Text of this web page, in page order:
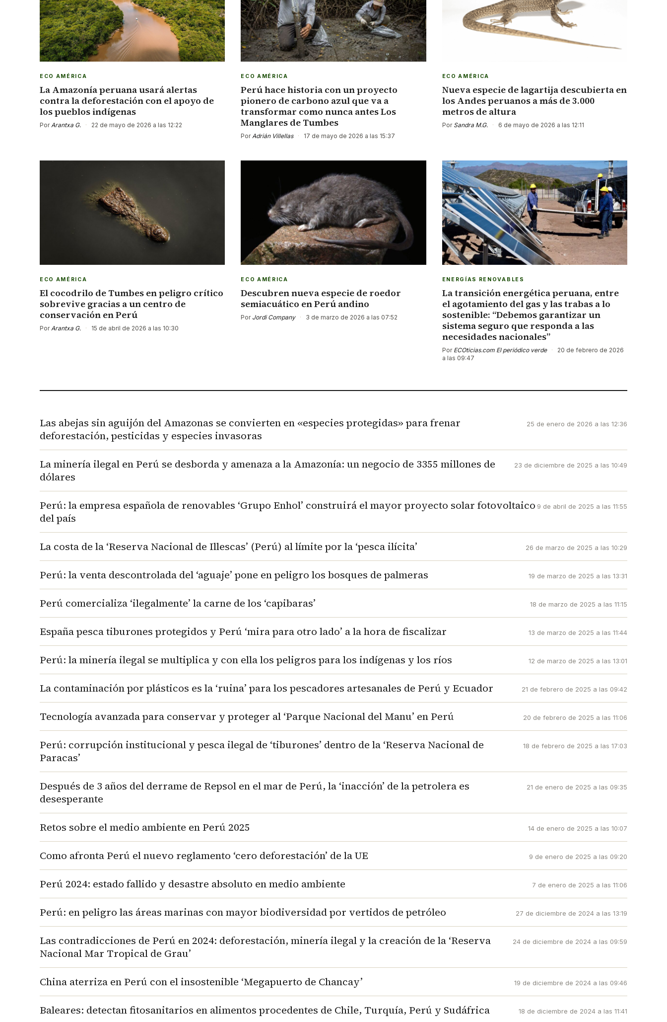
ECO AMÉRICA
La Amazonía peruana usará alertas
contra la deforestación con el apoyo de
los pueblos indígenas
PorArantxa G. · 22 de mayo de 2026 a las 12:22
ECO AMÉRICA
Perú hace historia con un proyecto
pionero de carbono azul que va a
transformar como nunca antes Los
Manglares de Tumbes
PorAdrián Villellas · 17 de mayo de 2026 a las 15:37
ECO AMÉRICA
Nueva especie de lagartija descubierta en
los Andes peruanos a más de 3.000
metros de altura
Por Sandra M.G. · 6 de mayo de 2026 a las 12:11
ECO AMÉRICA
El cocodrilo de Tumbes en peligro crítico
sobrevive gracias a un centro de
conservación en Perú
Por Arantxa G. · 15 de abril de 2026 a las 10:30
ECO AMÉRICA
Descubren nueva especie de roedor
semiacuático en Perú andino
Por Jordi Company · 3 de marzo de 2026 a las 07:52
ENERGÍAS RENOVABLES
La transición energética peruana, entre
el agotamiento del gas y las trabas a lo
sostenible: “Debemos garantizar un
sistema seguro que responda a las
necesidades nacionales”
Por ECOticias.com El periódico verde ·
20 de febrero de 2026
a las 09:47
Las abejas sin aguijón del Amazonas se convierten en «especies protegidas» para frenar
deforestación, pesticidas y especies invasoras
25 de enero de 2026 a las 12:36
La minería ilegal en Perú se desborda y amenaza a la Amazonía: un negocio de 3355 millones de
dólares
23 de diciembre de 2025 a las 10:49
Perú: la empresa española de renovables ‘Grupo Enhol’ construirá el mayor proyecto solar fotovoltaico
del país
9 de abril de 2025 a las 11:55
La costa de la ‘Reserva Nacional de Illescas’ (Perú) al límite por la ‘pesca ilícita’ 26 de marzo de 2025 a las 10:29
Perú: la venta descontrolada del ‘aguaje’ pone en peligro los bosques de palmeras 19 de marzo de 2025 a las 13:31
Perú comercializa ‘ilegalmente’ la carne de los ‘capibaras’ 18 de marzo de 2025 a las 11:15
España pesca tiburones protegidos y Perú ‘mira para otro lado’ a la hora de fiscalizar 13 de marzo de 2025 a las 11:44
Perú: la minería ilegal se multiplica y con ella los peligros para los indígenas y los ríos 12 de marzo de 2025 a las 13:01
La contaminación por plásticos es la ‘ruina’ para los pescadores artesanales de Perú y Ecuador 21 de febrero de 2025 a las 09:42
Tecnología avanzada para conservar y proteger al ‘Parque Nacional del Manu’ en Perú 20 de febrero de 2025 a las 11:06
Perú: corrupción institucional y pesca ilegal de ‘tiburones’ dentro de la ‘Reserva Nacional de
Paracas’
18 de febrero de 2025 a las 17:03
Después de 3 años del derrame de Repsol en el mar de Perú, la ‘inacción’ de la petrolera es
desesperante
21 de enero de 2025 a las 09:35
Retos sobre el medio ambiente en Perú 2025 14 de enero de 2025 a las 10:07
Como afronta Perú el nuevo reglamento ‘cero deforestación’ de la UE 9 de enero de 2025 a las 09:20
Perú 2024: estado fallido y desastre absoluto en medio ambiente 7 de enero de 2025 a las 11:06
Perú: en peligro las áreas marinas con mayor biodiversidad por vertidos de petróleo 27 de diciembre de 2024 a las 13:19
Las contradicciones de Perú en 2024: deforestación, minería ilegal y la creación de la ‘Reserva
Nacional Mar Tropical de Grau’
24 de diciembre de 2024 a las 09:59
China aterriza en Perú con el insostenible ‘Megapuerto de Chancay’ 19 de diciembre de 2024 a las 09:46
Baleares: detectan fitosanitarios en alimentos procedentes de Chile, Turquía, Perú y Sudáfrica 18 de diciembre de 2024 a las 11:41